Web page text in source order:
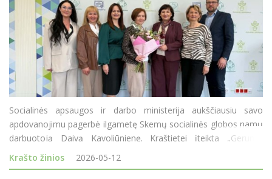
Socialinės apsaugos ir darbo ministerija aukščiausiu savo
apdovanojimu pagerbė ilgametę Skemų socialinės globos namų
darbuotoją Daivą Kavoliūnienę. Kraštietei įteikta „Gerumo
žvaigždė“ (pasižymėjimo ženklas „Gerumo žvaigždė“ yra
aukščiausias socialinė
Krašto žinios 2026-05-12